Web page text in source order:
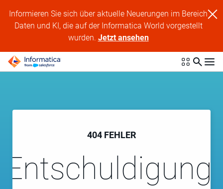
Informieren Sie sich über aktuelle Neuerungen im Bereich
Daten und KI, die auf der Informatica World vorgestellt
wurden. Jetzt ansehen
404 FEHLER
Entschuldigung!